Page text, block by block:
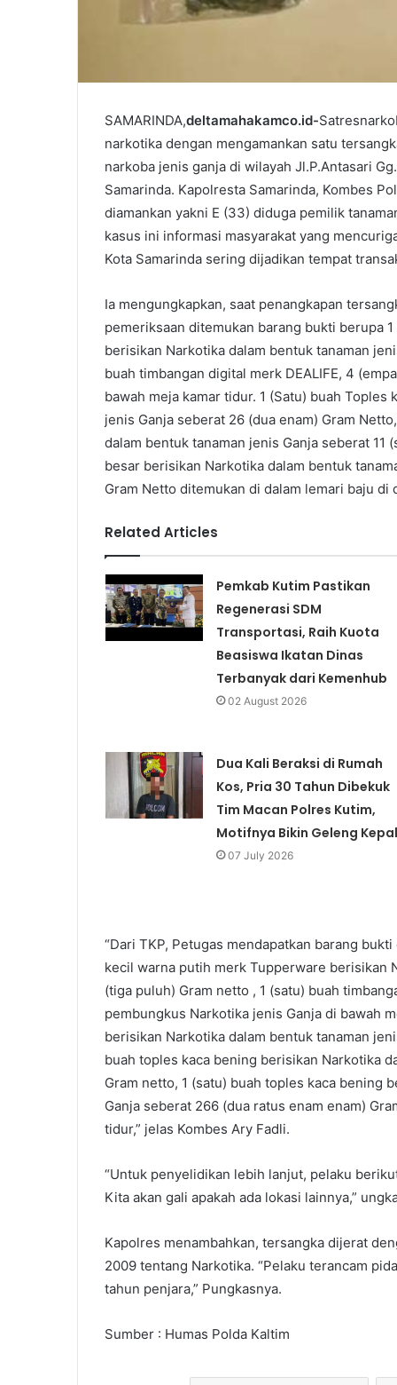
SAMARINDA,deltamahakamco.id-
narkotika dengan mengamankan satu
narkoba jenis ganja di wilayah Jl.P.Antasari
Samarinda. Kapolresta Samarinda, Kombes
diamankan yakni E (33) diduga pemilik
kasus ini informasi masyarakat yang
Kota Samarinda sering dijadikan tempat
Ia mengungkapkan, saat penangkapan
pemeriksaan ditemukan barang bukti berupa
berisikan Narkotika dalam bentuk tanaman
buah timbangan digital merk DEALIFE, 4
bawah meja kamar tidur. 1 (Satu) buah
jenis Ganja seberat 26 (dua enam) Gram
dalam bentuk tanaman jenis Ganja seberat 11
besar berisikan Narkotika dalam bentuk
Gram Netto ditemukan di dalam lemari baju di
Related Articles
Pemkab Kutim Pastikan
Regenerasi SDM
Transportasi, Raih Kuota
Beasiswa Ikatan Dinas
Terbanyak dari Kemenhub
02 August 2026
Dua Kali Beraksi di Rumah
Kos, Pria 30 Tahun Dibekuk
Tim Macan Polres Kutim,
Motifnya Bikin Geleng
07 July 2026
“Dari TKP, Petugas mendapatkan barang
kecil warna putih merk Tupperware berisikan
(tiga puluh) Gram netto , 1 (satu) buah
pembungkus Narkotika jenis Ganja di bawah
berisikan Narkotika dalam bentuk tanaman
buah toples kaca bening berisikan Narkotika
Gram netto, 1 (satu) buah toples kaca bening
Ganja seberat 266 (dua ratus enam enam)
tidur,” jelas Kombes Ary Fadli.
“Untuk penyelidikan lebih lanjut, pelaku
Kita akan gali apakah ada lokasi lainnya,”
Kapolres menambahkan, tersangka dijerat
2009 tentang Narkotika. “Pelaku terancam
tahun penjara,” Pungkasnya.
Sumber : Humas Polda Kaltim